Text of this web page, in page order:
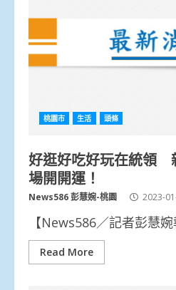
桃園市 生活 頭條
好逛好吃好玩在統領
場開開運！
News586 彭慧婉-桃園 2023-
【News586／記者彭慧
Read More